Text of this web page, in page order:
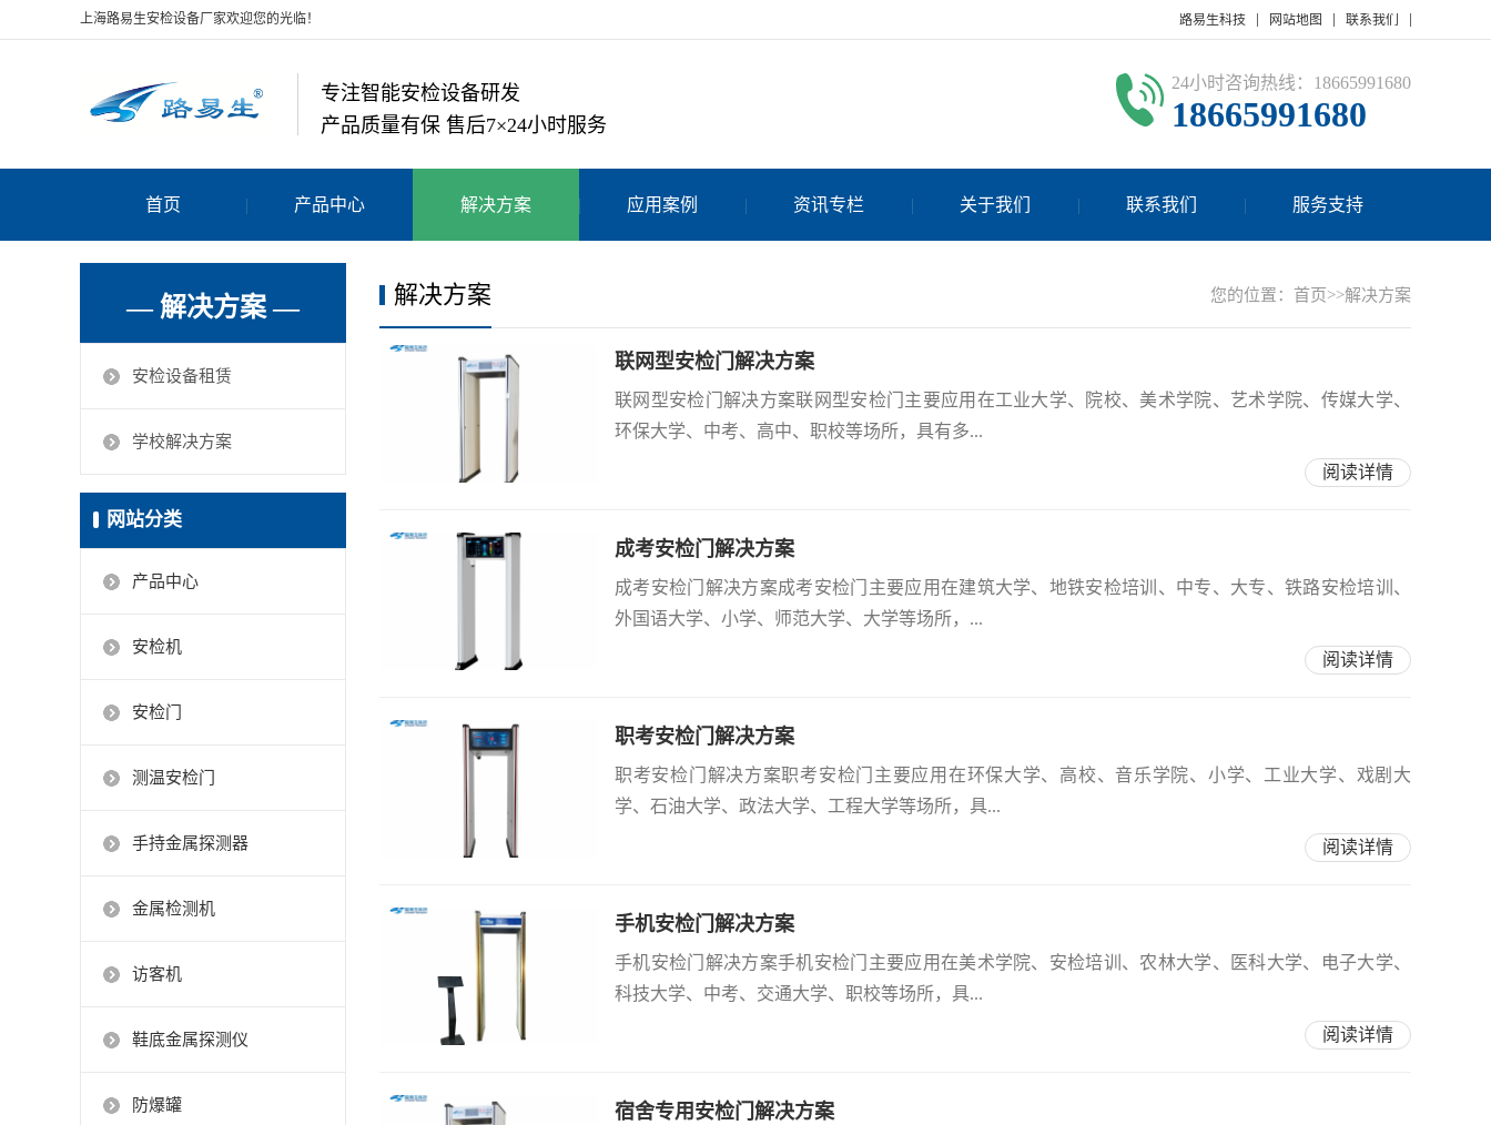
上海路易生安检设备厂家欢迎您的光临！ 路易生科技 网站地图 联系我们
专注智能安检设备研发
产品质量有保 售后7×24小时服务
24小时咨询热线：18665991680
18665991680
首页 产品中心 解决方案 应用案例 资讯专栏 关于我们 联系我们 服务支持
— 解决方案 —
安检设备租赁
学校解决方案
网站分类
产品中心
安检机
安检门
测温安检门
手持金属探测器
金属检测机
访客机
鞋底金属探测仪
防爆罐
您的位置： 首页>>解决方案
解决方案
联网型安检门解决方案
联网型安检门解决方案联网型安检门主要应用在工业大学、院校、美术学院、艺术学院、传媒大学、
环保大学、中考、高中、职校等场所，具有多...
阅读详情
成考安检门解决方案
成考安检门解决方案成考安检门主要应用在建筑大学、地铁安检培训、中专、大专、铁路安检培训、
外国语大学、小学、师范大学、大学等场所，...
阅读详情
职考安检门解决方案
职考安检门解决方案职考安检门主要应用在环保大学、高校、音乐学院、小学、工业大学、戏剧大
学、石油大学、政法大学、工程大学等场所，具...
阅读详情
手机安检门解决方案
手机安检门解决方案手机安检门主要应用在美术学院、安检培训、农林大学、医科大学、电子大学、
科技大学、中考、交通大学、职校等场所，具...
阅读详情
宿舍专用安检门解决方案